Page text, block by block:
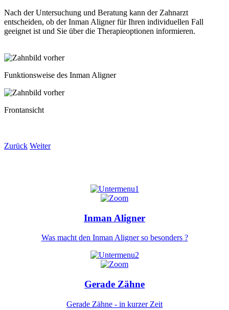
Nach der Untersuchung und Beratung kann der Zahnarzt
entscheiden, ob der Inman Aligner für Ihren individuellen Fall
geeignet ist und Sie über die Therapieoptionen informieren.
Funktionsweise des Inman Aligner
Frontansicht
Zurück Weiter
Inman Aligner
Was macht den Inman Aligner so besonders ?
Gerade Zähne
Gerade Zähne - in kurzer Zeit